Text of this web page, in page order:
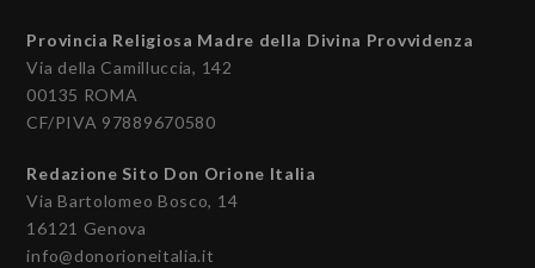
Provincia Religiosa Madre della Divina Provvidenza
Via della Camilluccia, 142
00135 ROMA
CF/PIVA 97889670580
Redazione Sito Don Orione Italia
Via Bartolomeo Bosco, 14
16121 Genova
info@donorioneitalia.it